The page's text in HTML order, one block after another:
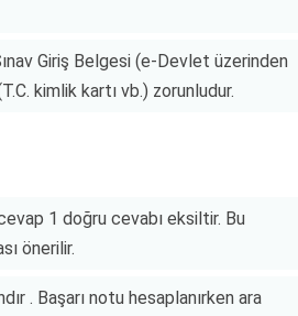
Giriş Belgesi (e-Devlet üzerinden
kimlik kartı vb.) zorunludur.
1 doğru cevabı eksiltir. Bu
önerilir.
. Başarı notu hesaplanırken ara